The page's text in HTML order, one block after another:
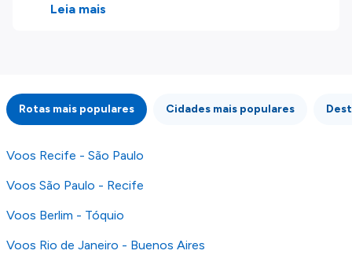
produtos disponíveis no nosso website são
integridade ou pela precisão da informação
publicada, por isso verifique com atenção todas
as condições no website do parceiro antes de
os nossos Termos e Condições
Leia mais
Rotas mais populares Cidades mais populares
Voos Recife - São Paulo
Voos São Paulo - Recife
Voos Berlim - Tóquio
Voos Rio de Janeiro - Buenos Aires